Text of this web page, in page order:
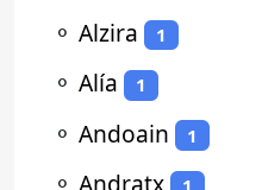
⚬ Alzira 1
⚬ Alía 1
⚬ Andoain 1
⚬ Andratx 1